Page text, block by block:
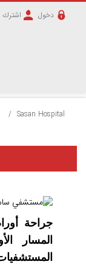
دخول اشترك
Sasan Hospital
/
المسار